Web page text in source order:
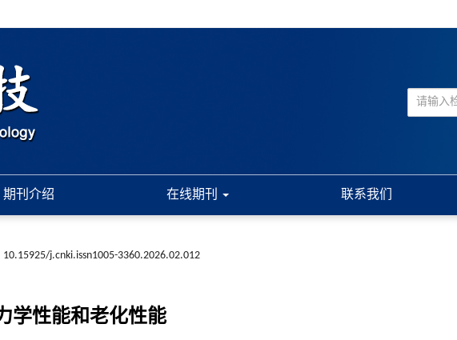
期刊介绍 在线期刊 联系我们
10.15925/j.cnki.issn1005-3360.2026.02.012
学性能和老化性能